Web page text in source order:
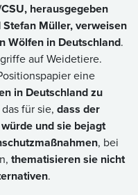
herausgegeben
Müller, verweisen
Wölfen in Deutschland.
auf Weidetiere.
eine
in Deutschland zu
für sie, dass der
und sie bejagt
, bei
thematisieren sie nicht
.